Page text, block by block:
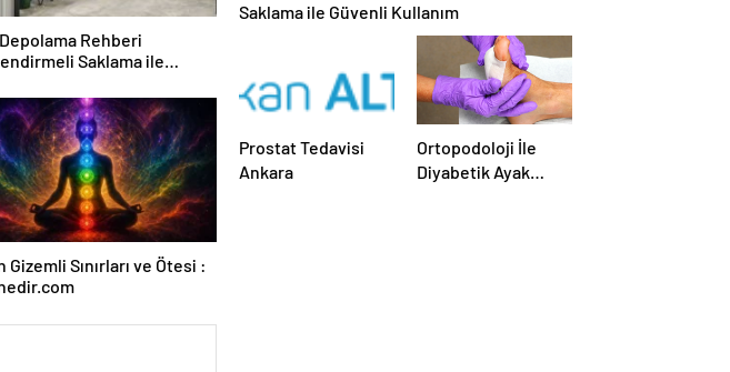
Rehberi
Saklama ile
Gizemli Sınırları ve Ötesi :
Saklama ile Güvenli Kullanım
Prostat Tedavisi
Ankara
Ortopodoloji İle
Diyabetik Ayak